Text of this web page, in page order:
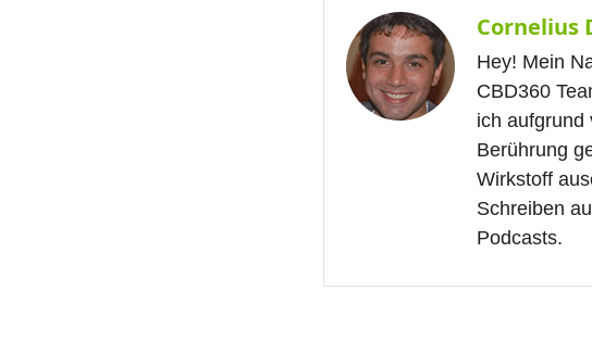
Cornelius
Hey! Mein
CBD360
ich aufgrund
Berührung
Wirkstoff
Schreiben
Podcasts.